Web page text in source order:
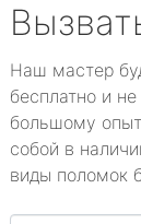
Наш мастер
бесплатно и
большому
собой в
виды поломок